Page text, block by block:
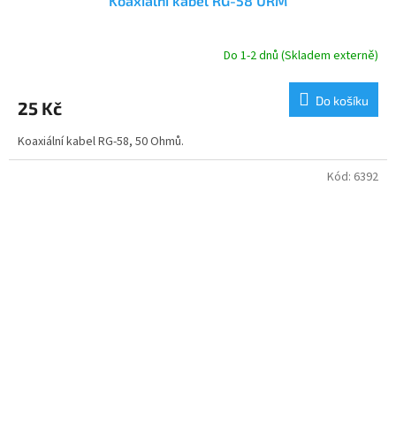
Do 1-2 dnů (Skladem externě)
25 Kč Do košíku
Koaxiální kabel RG-58, 50 Ohmů.
Kód: 6392